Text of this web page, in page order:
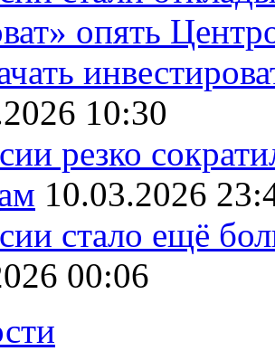
опять
10:30
резко
10.03.2026
стало ещё
00:06